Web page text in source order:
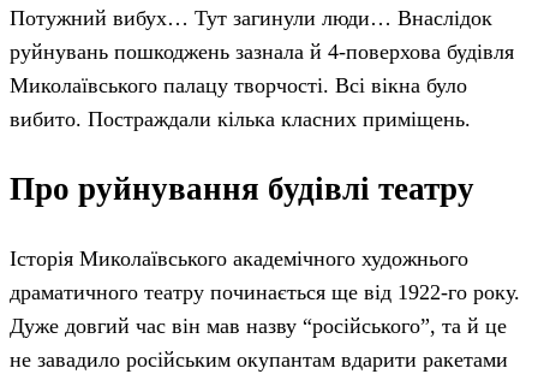
Потужний вибух… Тут загинули люди… Внаслідок
руйнувань пошкоджень зазнала й 4-поверхова будівля
Миколаївського палацу творчості. Всі вікна було
вибито. Постраждали кілька класних приміщень.
Про руйнування будівлі театру
Історія Миколаївського академічного художнього
драматичного театру починається ще від 1922-го року.
Дуже довгий час він мав назву “російського”, та й це
не завадило російським окупантам вдарити ракетами